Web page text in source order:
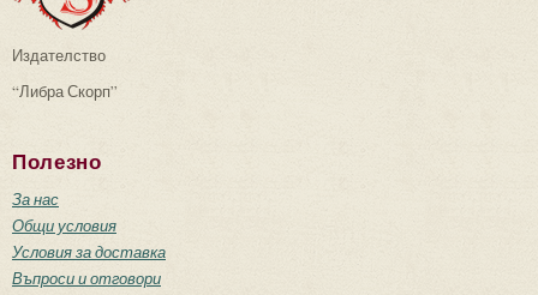
Издателство
“Либра Скорп”
Полезно
За нас
Общи условия
Условия за доставка
Въпроси и отговори